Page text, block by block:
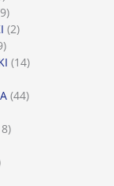
προϊόντα
99
προϊόντα
22
9
προϊόντα
1414
4444
18